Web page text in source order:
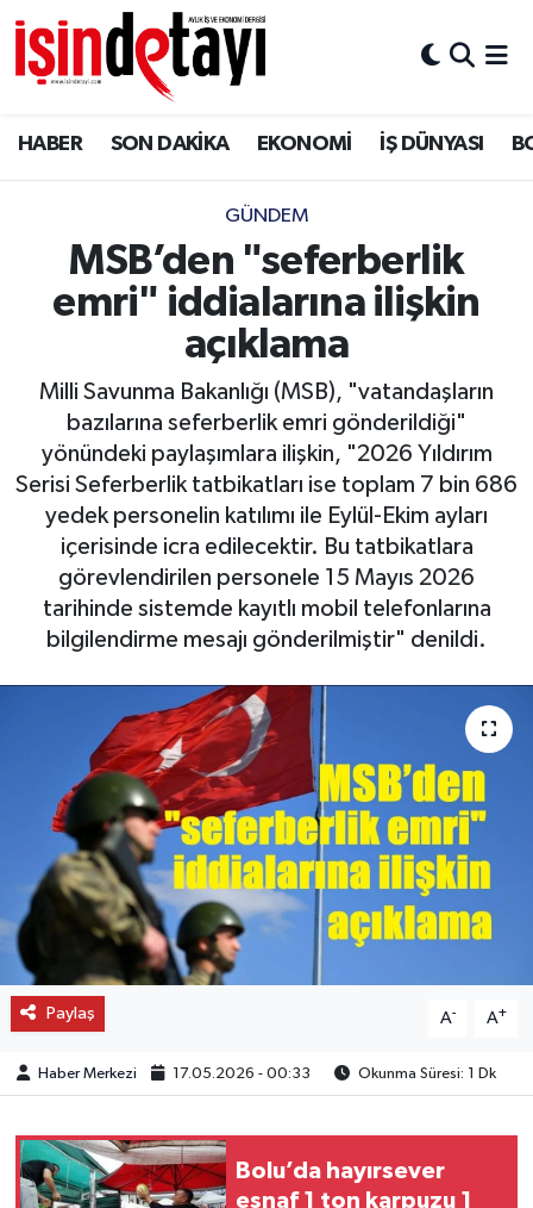
HABER SON DAKİKA EKONOMİ İŞ DÜNYASI
GÜNDEM
MSB’den "seferberlik
emri" iddialarına ilişkin
açıklama
Milli Savunma Bakanlığı (MSB), "vatandaşların
bazılarına seferberlik emri gönderildiği"
yönündeki paylaşımlara ilişkin, "2026 Yıldırım
Serisi Seferberlik tatbikatları ise toplam 7 bin 686
yedek personelin katılımı ile Eylül-Ekim ayları
içerisinde icra edilecektir. Bu tatbikatlara
görevlendirilen personele 15 Mayıs 2026
tarihinde sistemde kayıtlı mobil telefonlarına
bilgilendirme mesajı gönderilmiştir" denildi.
Paylaş A- A+
Haber Merkezi 17.05.2026 - 00:33 Okunma Süresi: 1 Dk
Bolu’da hayırsever
esnaf 1 ton karpuzu 1
DÜNYA
Eğitim
ENERJİ HABERİ
GAYRİMENKUL
HABER
LOJİSTİK
MAGAZİN
OTO DETAY
SAĞLIK
SON DAKİKA
SPOR
FİNANS
Nöbetçi Eczaneler
Hava Durumu
İstanbul Namaz Vakitleri
Trafik Durumu
Süper Lig Puan Durumu ve Fikstür
Tüm Manşetler
Son Dakika Haberleri
Haber Arşivi